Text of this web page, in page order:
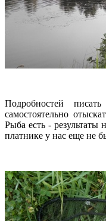
Подробностей
самостоятельно
Рыба есть - результаты
платнике у нас еще не